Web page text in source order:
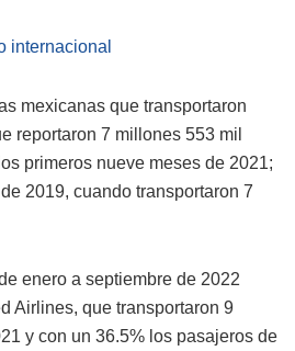
internacional
mexicanas que transportaron
reportaron 7 millones 553 mil
primeros nueve meses de 2021;
2019, cuando transportaron 7
enero a septiembre de 2022
Airlines, que transportaron 9
y con un 36.5% los pasajeros de